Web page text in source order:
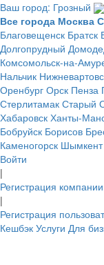
Ваш город: Грозный
Все города Москва
Благовещенск Братск
Долгопрудный
Комсомольск-на-
Нальчик
Оренбург Орск Пенза
Стерлитамак Старый
Хабаровск Ханты-
Бобруйск Борисов
Каменогорск Шымкент
Войти
|
Регистрация компании
|
Регистрация
Кешбэк Услуги Для